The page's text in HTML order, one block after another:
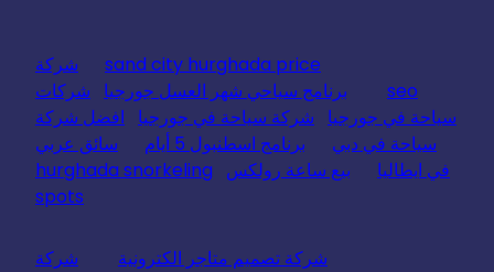
sand city hurghada price
شركة
seo
برنامج سياحي شهر العسل جورجيا
شركات
سياحة في جورجيا
شركة سياحة في جورجيا
افضل شركة
سياحة في دبي
برنامج اسطنبول 5 أيام
سائق عربي
في ايطاليا
بيع ساعة رولكس
hurghada snorkeling
spots
شركة تصميم متاجر الكترونية شركة